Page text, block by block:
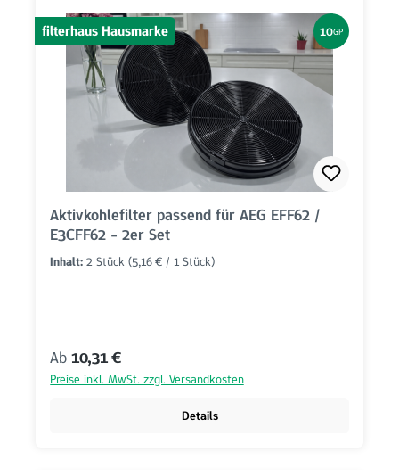
filterhaus Hausmarke 10GP
Aktivkohlefilter passend für AEG EFF62 /
E3CFF62 - 2er Set
Inhalt: 2 Stück (5,16 € / 1 Stück)
Regulärer Preis:
Ab 10,31 €
Preise inkl. MwSt. zzgl. Versandkosten
Details